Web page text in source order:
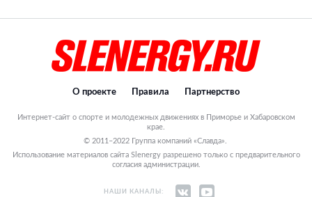
О проекте Правила Партнерство
Интернет-сайт о спорте и молодежных движениях в Приморье и Хабаровском
крае.
© 2011–2022 Группа компаний «Славда».
Использование материалов сайта Slenergy разрешено только с предварительного
согласия администрации.
НАШИ КАНАЛЫ: